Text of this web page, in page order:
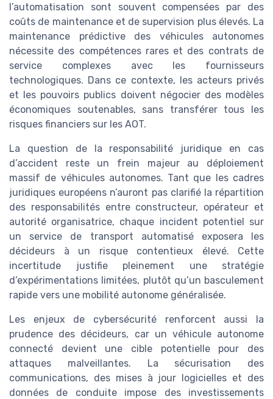
l’automatisation sont souvent compensées par des
coûts de maintenance et de supervision plus élevés. La
maintenance prédictive des véhicules autonomes
nécessite des compétences rares et des contrats de
service complexes avec les fournisseurs
technologiques. Dans ce contexte, les acteurs privés
et les pouvoirs publics doivent négocier des modèles
économiques soutenables, sans transférer tous les
risques financiers sur les AOT.
La question de la responsabilité juridique en cas
d’accident reste un frein majeur au déploiement
massif de véhicules autonomes. Tant que les cadres
juridiques européens n’auront pas clarifié la répartition
des responsabilités entre constructeur, opérateur et
autorité organisatrice, chaque incident potentiel sur
un service de transport automatisé exposera les
décideurs à un risque contentieux élevé. Cette
incertitude justifie pleinement une stratégie
d’expérimentations limitées, plutôt qu’un basculement
rapide vers une mobilité autonome généralisée.
Les enjeux de cybersécurité renforcent aussi la
prudence des décideurs, car un véhicule autonome
connecté devient une cible potentielle pour des
attaques malveillantes. La sécurisation des
communications, des mises à jour logicielles et des
données de conduite impose des investissements